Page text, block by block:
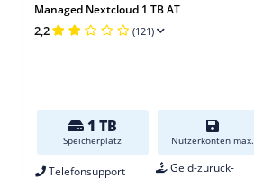
Managed Nextcloud 1 TB AT
2,2 (121)
1 TB
Speicherplatz Nutzerkonten max.
Telefonsupport
Geld-zurück-